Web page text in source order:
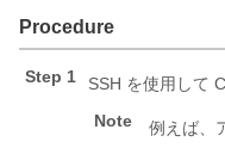
Procedure
Step 1
SSH を使用して
Note
例えば、